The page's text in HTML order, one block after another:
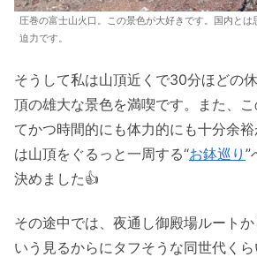
圧巻の富士山火口。この景色が大好きです。国内とは
迫力です。
そうして私は山頂近くで30分ほどの
頂の雄大な景色を満喫です。また、
てかつ時間的にも体力的にも十分余
は山頂をぐるっと一周する“お鉢巡り ”
決めました👍
その途中では、夜通し御殿場ルート
いう見るからにタフそうな同世代く